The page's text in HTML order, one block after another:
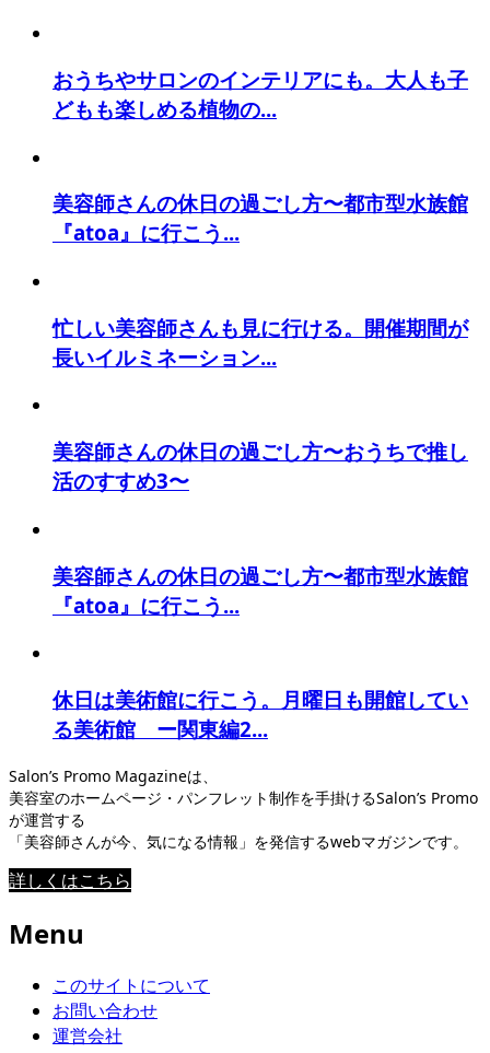
おうちやサロンのインテリアにも。大人も子
どもも楽しめる植物の...
美容師さんの休日の過ごし方〜都市型水族館
『atoa』に行こう...
忙しい美容師さんも見に行ける。開催期間が
長いイルミネーション...
美容師さんの休日の過ごし方〜おうちで推し
活のすすめ3〜
美容師さんの休日の過ごし方〜都市型水族館
『atoa』に行こう...
休日は美術館に行こう。月曜日も開館してい
る美術館 ー関東編2...
Salon’s Promo Magazineは、
美容室のホームページ・パンフレット制作を手掛けるSalon’s Promo
が運営する
「美容師さんが今、気になる情報」を発信するwebマガジンです。
詳しくはこちら
Menu
このサイトについて
お問い合わせ
運営会社